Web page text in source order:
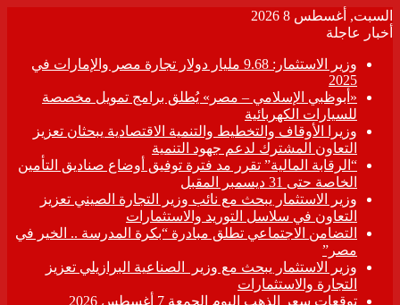
السبت, أغسطس 8 2026
أخبار عاجلة
وزير الاستثمار: 9.68 مليار دولار تجارة مصر والإمارات في
2025
«أبوظبي الإسلامي – مصر» يُطلق برامج تمويل مخصصة
للسيارات الكهربائية
وزيرا الأوقاف والتخطيط والتنمية الاقتصادية يبحثان تعزيز
التعاون المشترك لدعم جهود التنمية
“الرقابة المالية” تقرر مد فترة توفيق أوضاع صناديق التأمين
الخاصة حتى 31 ديسمبر المقبل
وزير الاستثمار يبحث مع نائب وزير التجارة الصيني تعزيز
التعاون في سلاسل التوريد والاستثمارات
التضامن الاجتماعي تطلق مبادرة “بكرة المدرسة .. الخير في
مصر”
وزير الاستثمار يبحث مع وزير الصناعية البرازيلي تعزيز
التجارة والاستثمارات
توقعات سعر الذهب اليوم الجمعة 7 أغسطس 2026